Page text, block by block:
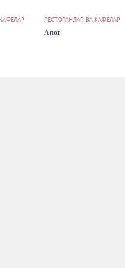
РЕСТОРАНЛАР ВА КАФЕЛАР
Anor